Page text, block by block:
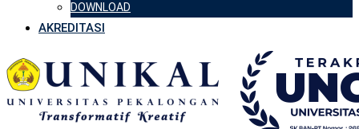
DOWNLOAD
AKREDITASI